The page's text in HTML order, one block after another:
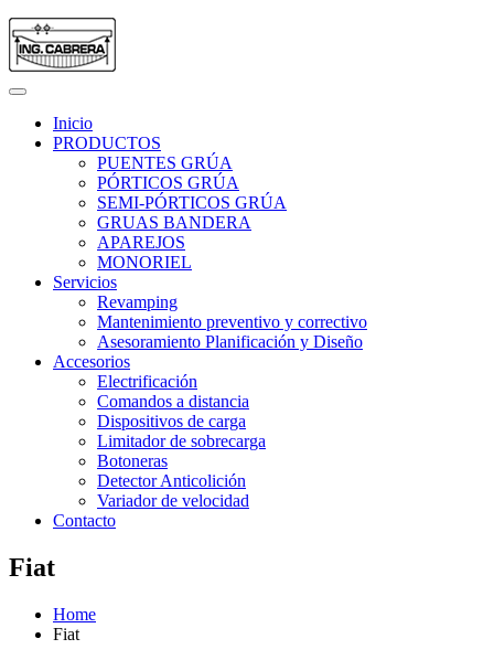
Inicio
PRODUCTOS
PUENTES GRÚA
PÓRTICOS GRÚA
SEMI-PÓRTICOS GRÚA
GRUAS BANDERA
APAREJOS
MONORIEL
Servicios
Revamping
Mantenimiento preventivo y correctivo
Asesoramiento Planificación y Diseño
Accesorios
Electrificación
Comandos a distancia
Dispositivos de carga
Limitador de sobrecarga
Botoneras
Detector Anticolición
Variador de velocidad
Contacto
Fiat
Home
Fiat